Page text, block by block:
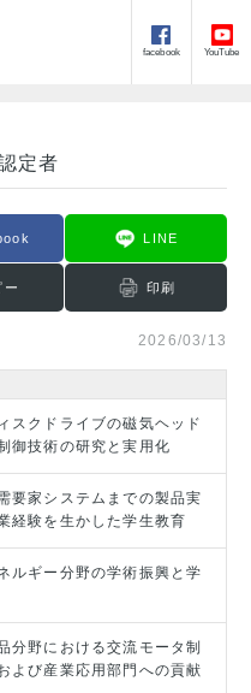
facebook YouTube
定者
LINE
ー 印刷
2026/03/13
スクドライブの磁気ヘッド
御技術の研究と実用化
要家システムまでの製品実
経験を生かした学生教育
ルギー分野の学術振興と学
分野における交流モータ制
よび産業応用部門への貢献